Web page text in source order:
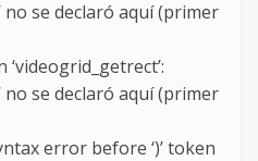
no se declaró aquí (primer
no se declaró aquí (primer
error before ‘)’ token